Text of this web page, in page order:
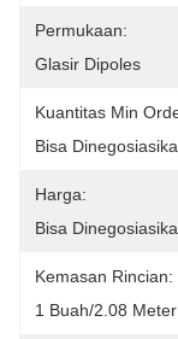
Permukaan:
Glasir Dipoles
Kuantitas Min
Bisa
Harga:
Bisa
Kemasan Rincian:
1 Buah/2.08